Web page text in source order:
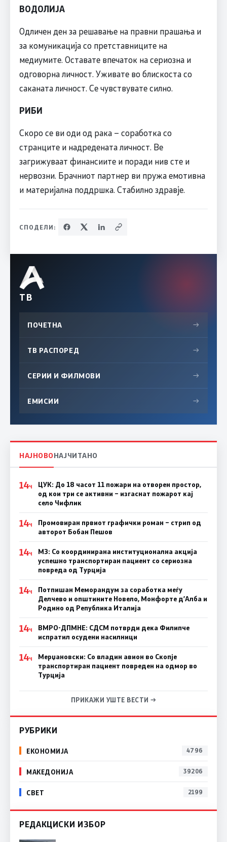
ВОДОЛИЈА
Одличен ден за решавање на правни прашања и
за комуникација со претставниците на
медиумите. Оставате впечаток на сериозна и
одговорна личност. Уживате во блискоста со
саканата личност. Се чувствувате силно.
РИБИ
Скоро се ви оди од рака – соработка со
странците и надредената личност. Ве
загрижуваат финансиите и поради нив сте и
нервозни. Брачниот партнер ви пружа емотивна
и материјална поддршка. Стабилно здравје.
СПОДЕЛИ:
ТВ
ПОЧЕТНА →
ТВ РАСПОРЕД →
СЕРИИ И ФИЛМОВИ →
ЕМИСИИ →
НАЈНОВОНАЈЧИТАНО
14Ч
ЦУК: До 18 часот 11 пожари на отворен простор,
од кои три се активни – изгаснат пожарот кај
село Чифлик
14Ч
Промовиран првиот графички роман – стрип од
авторот Бобан Пешов
14Ч
МЗ: Со координирана институционална акција
успешно транспортиран пациент со сериозна
повреда од Турција
14Ч
Потпишан Меморандум за соработка меѓу
Делчево и општините Новело, Монфорте д’Алба и
Родино од Република Италија
14Ч
ВМРО-ДПМНЕ: СДСM потврди дека Филипче
испратил осудени насилници
14Ч
Мерџановски: Со владин авион во Скопје
транспортиран пациент повреден на одмор во
Турција
ПРИКАЖИ УШТЕ ВЕСТИ →
РУБРИКИ
ЕКОНОМИЈА 4796
МАКЕДОНИЈА 39206
СВЕТ 2199
РЕДАКЦИСКИ ИЗБОР